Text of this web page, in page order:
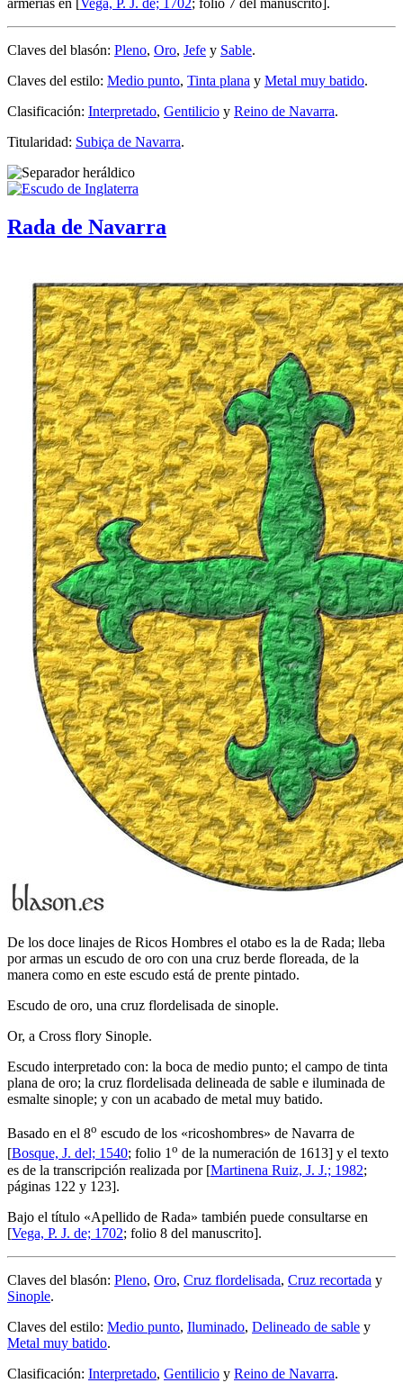
armerías en [ Vega, P. J. de; 1702; folio 7 del manuscrito].
Claves del blasón: Pleno, Oro, Jefe y Sable.
Claves del estilo: Medio punto, Tinta plana y Metal muy batido.
Clasificación: Interpretado, Gentilicio y Reino de Navarra.
Titularidad: Subiça de Navarra.
Rada de Navarra
De los doce linajes de Ricos Hombres el otabo es la de Rada; lleba
por armas un escudo de oro con una cruz berde floreada, de la
manera como en este escudo está de prente pintado.
Escudo de oro, una cruz flordelisada de sinople.
Or, a Cross flory Sinople.
Escudo interpretado con: la boca de medio punto; el campo de tinta
plana de oro; la cruz flordelisada delineada de sable e iluminada de
esmalte sinople; y con un acabado de metal muy batido.
Basado en el 8o escudo de los «ricoshombres» de Navarra de
[Bosque, J. del; 1540; folio 1o de la numeración de 1613] y el texto
es de la transcripción realizada por [Martinena Ruiz, J. J.; 1982;
páginas 122 y 123].
Bajo el título «Apellido de Rada» también puede consultarse en
[Vega, P. J. de; 1702; folio 8 del manuscrito].
Claves del blasón: Pleno, Oro, Cruz flordelisada, Cruz recortada y
Sinople.
Claves del estilo: Medio punto, Iluminado, Delineado de sable y
Metal muy batido.
Clasificación: Interpretado, Gentilicio y Reino de Navarra.